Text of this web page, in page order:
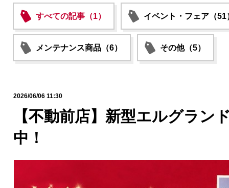
すべての記事（1） イベント・フェア（51
メンテナンス商品（6） その他（5）
2026/06/06 11:30
【不動前店】新型エルグラン
中！